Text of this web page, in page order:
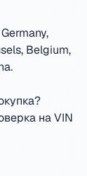
Belgium,
.
на VIN